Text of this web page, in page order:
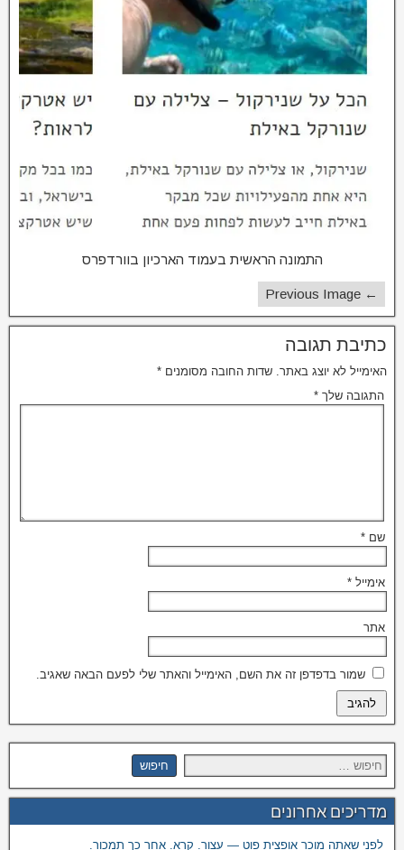
התמונה הראשית בעמוד הארכיון בוורדפרס
← Previous Image
כתיבת תגובה
האימייל לא יוצג באתר. שדות החובה מסומנים *
התגובה שלך *
שם *
אימייל *
אתר
שמור בדפדפן זה את השם, האימייל והאתר שלי לפעם הבאה שאגיב.
מדריכים אחרונים
לפני שאתה מוכר אופצית פוט — עצור. קרא. אחר כך תמכור.